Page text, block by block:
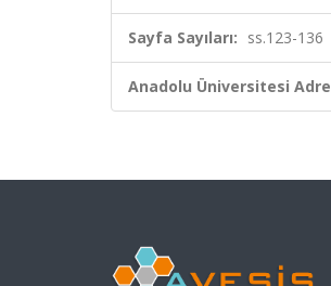
Sayfa Sayıları: ss.123-136
Anadolu Üniversitesi